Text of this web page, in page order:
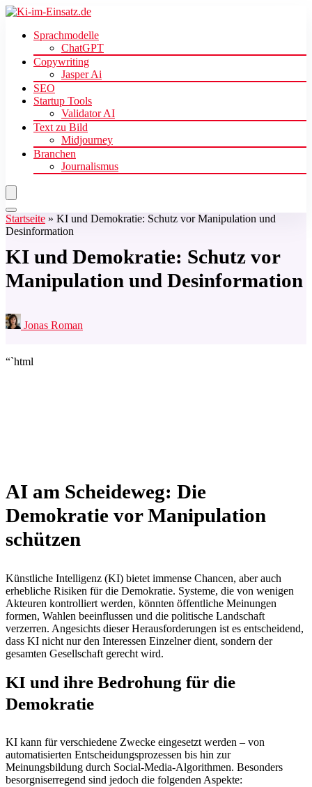
Sprachmodelle
ChatGPT
Copywriting
Jasper Ai
SEO
Startup Tools
Validator AI
Text zu Bild
Midjourney
Branchen
Journalismus
Startseite » KI und Demokratie: Schutz vor Manipulation und
Desinformation
KI und Demokratie: Schutz vor
Manipulation und Desinformation
Jonas Roman
“`html
AI am Scheideweg: Die
Demokratie vor Manipulation
schützen
Künstliche Intelligenz (KI) bietet immense Chancen, aber auch
erhebliche Risiken für die Demokratie. Systeme, die von wenigen
Akteuren kontrolliert werden, könnten öffentliche Meinungen
formen, Wahlen beeinflussen und die politische Landschaft
verzerren. Angesichts dieser Herausforderungen ist es entscheidend,
dass KI nicht nur den Interessen Einzelner dient, sondern der
gesamten Gesellschaft gerecht wird.
KI und ihre Bedrohung für die
Demokratie
KI kann für verschiedene Zwecke eingesetzt werden – von
automatisierten Entscheidungsprozessen bis hin zur
Meinungsbildung durch Social-Media-Algorithmen. Besonders
besorgniserregend sind jedoch die folgenden Aspekte: